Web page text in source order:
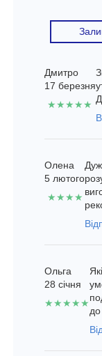
Дмитро
17 березня
★★★★★
Олена
5 лютого
★★★★
Ольга
28 січня
★★★★★